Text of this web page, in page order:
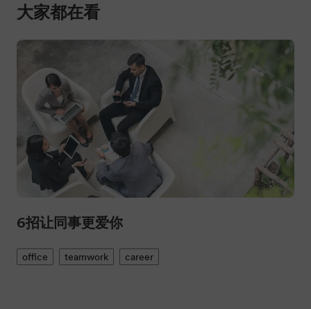
大家都在看
6招让同事更爱你
office teamwork career